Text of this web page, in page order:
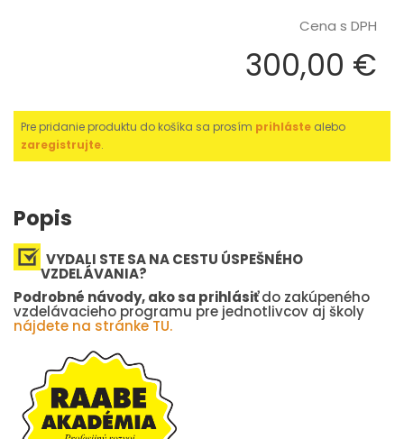
Cena s DPH
300,00 €
Pre pridanie produktu do košíka sa prosím prihláste alebo
zaregistrujte.
Popis
VYDALI STE SA NA CESTU ÚSPEŠNÉHO
VZDELÁVANIA?
Podrobné návody, ako sa prihlásiťdo zakúpeného
vzdelávacieho programu pre jednotlivcov aj školy
nájdete na stránke TU.